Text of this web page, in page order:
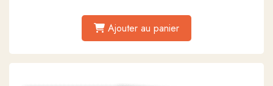
Ajouter au panier